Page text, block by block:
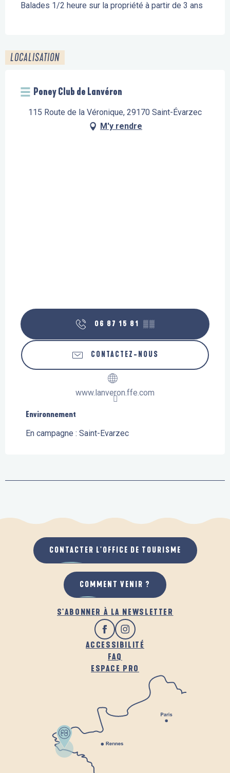
Balades 1/2 heure sur la propriété à partir de 3 ans
LOCALISATION
Poney Club de Lanvéron
115 Route de la Véronique, 29170 Saint-Évarzec
M'y rendre
06 87 15 81 ▒▒
CONTACTEZ-NOUS
www.lanveron.ffe.com
Environnement
Environnement
En campagne : Saint-Evarzec
S'ABONNER À LA NEWSLETTER
ACCESSIBILITÉ
FAQ
ESPACE PRO
CONTACTER L'OFFICE DE TOURISME
COMMENT VENIR ?